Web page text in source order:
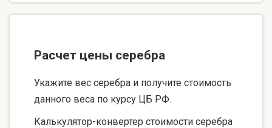
Расчет цены серебра
Укажите вес серебра и получите стоимость
данного веса по курсу ЦБ РФ.
Калькулятор-конвертер стоимости серебра